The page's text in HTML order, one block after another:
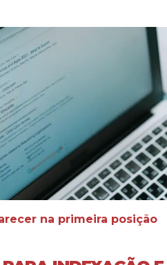
na primeira posição